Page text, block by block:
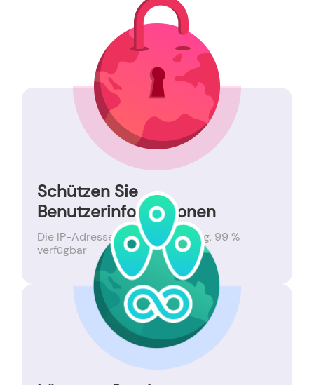
Schützen Sie
Benutzerinformationen
Die IP-Adresse ist echt und gültig, 99 %
verfügbar